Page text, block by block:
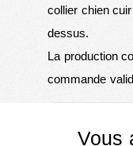
collier chien
dessus.
La production
commande
Vous